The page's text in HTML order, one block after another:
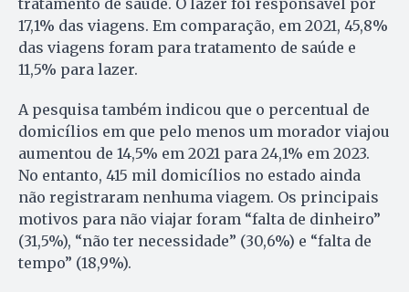
17,1% das viagens. Em comparação, em 2021, 45,8%
das viagens foram para tratamento de saúde e
11,5% para lazer.
A pesquisa também indicou que o percentual de
domicílios em que pelo menos um morador viajou
aumentou de 14,5% em 2021 para 24,1% em 2023.
No entanto, 415 mil domicílios no estado ainda
não registraram nenhuma viagem. Os principais
motivos para não viajar foram “falta de dinheiro”
(31,5%), “não ter necessidade” (30,6%) e “falta de
tempo” (18,9%).